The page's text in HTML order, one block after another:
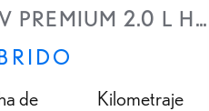
PREMIUM 2.0 L
de
Kilometraje